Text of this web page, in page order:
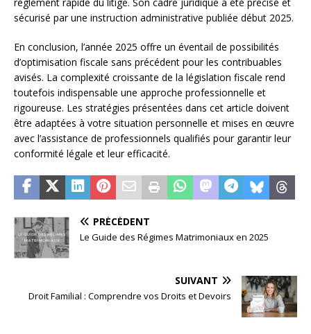
sécurisé par une instruction administrative publiée début 2025.
En conclusion, l’année 2025 offre un éventail de possibilités
d’optimisation fiscale sans précédent pour les contribuables
avisés. La complexité croissante de la législation fiscale rend
toutefois indispensable une approche professionnelle et
rigoureuse. Les stratégies présentées dans cet article doivent
être adaptées à votre situation personnelle et mises en œuvre
avec l’assistance de professionnels qualifiés pour garantir leur
conformité légale et leur efficacité.
PRÉCÉDENT
Le Guide des Régimes Matrimoniaux en 2025
SUIVANT
Droit Familial : Comprendre vos Droits et Devoirs